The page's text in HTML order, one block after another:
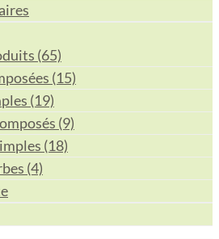
(65)
(15)
(19)
(9)
(18)
(4)